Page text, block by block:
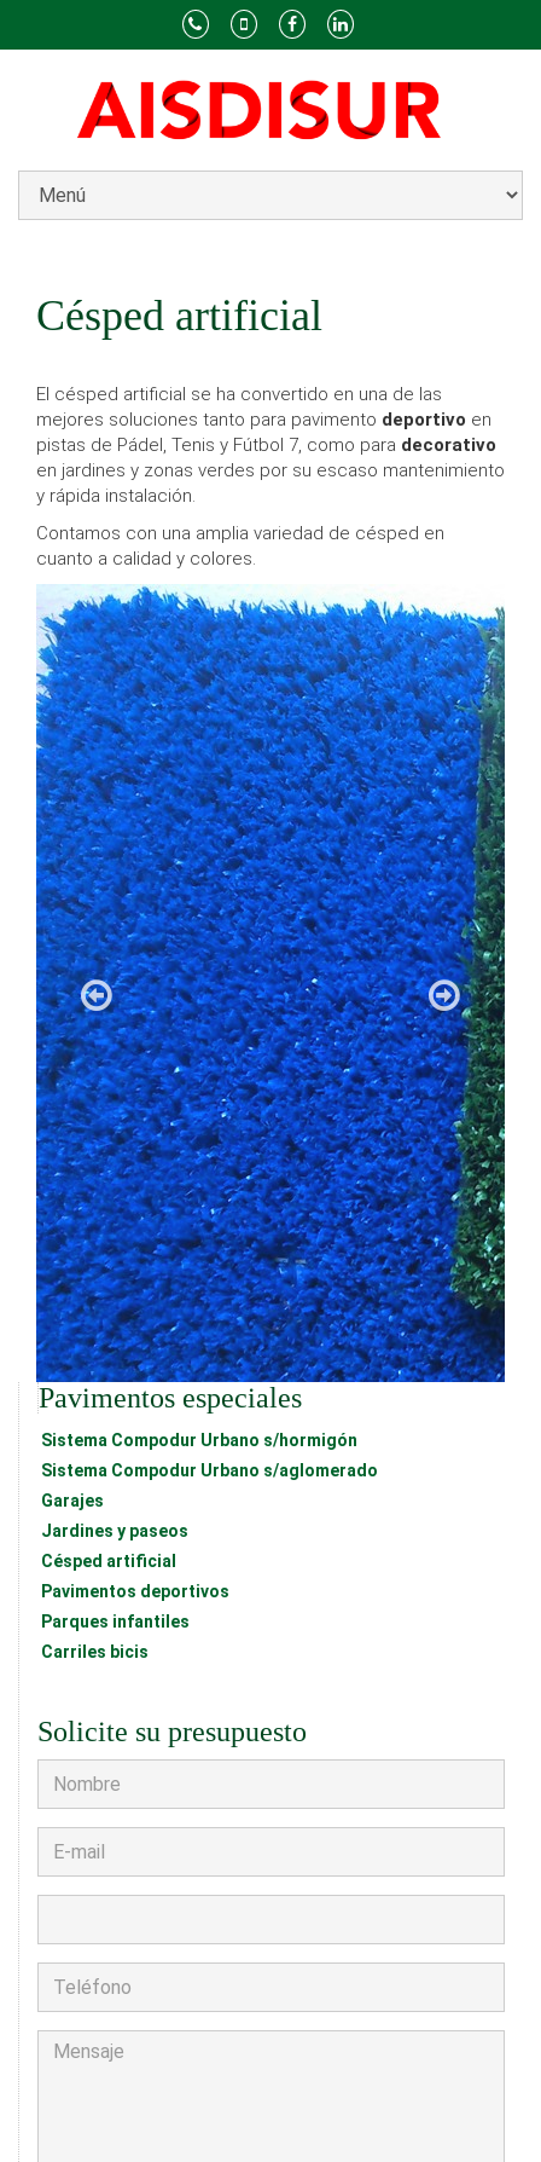
Césped artificial
El césped artificial se ha convertido en una de las
mejores soluciones tanto para pavimento deportivo en
pistas de Pádel, Tenis y Fútbol 7, como para decorativo
en jardines y zonas verdes por su escaso mantenimiento
y rápida instalación.
Contamos con una amplia variedad de césped en
cuanto a calidad y colores.
Pavimentos especiales
Sistema Compodur Urbano s/hormigón
Sistema Compodur Urbano s/aglomerado
Garajes
Jardines y paseos
Césped artificial
Pavimentos deportivos
Parques infantiles
Carriles bicis
Solicite su presupuesto